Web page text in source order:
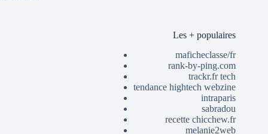
Les + populaires
maficheclasse/fr
rank-by-ping.com
trackr.fr tech
tendance hightech webzine
intraparis
sabradou
recette chicchew.fr
melanie2web